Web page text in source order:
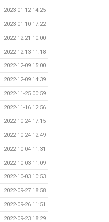
2023-01-12 14:25
2023-01-10 17:22
2022-12-21 10:00
2022-12-13 11:18
2022-12-09 15:00
2022-12-09 14:39
2022-11-25 00:59
2022-11-16 12:56
2022-10-24 17:15
2022-10-24 12:49
2022-10-04 11:31
2022-10-03 11:09
2022-10-03 10:53
2022-09-27 18:58
2022-09-26 11:51
2022-09-23 18:29